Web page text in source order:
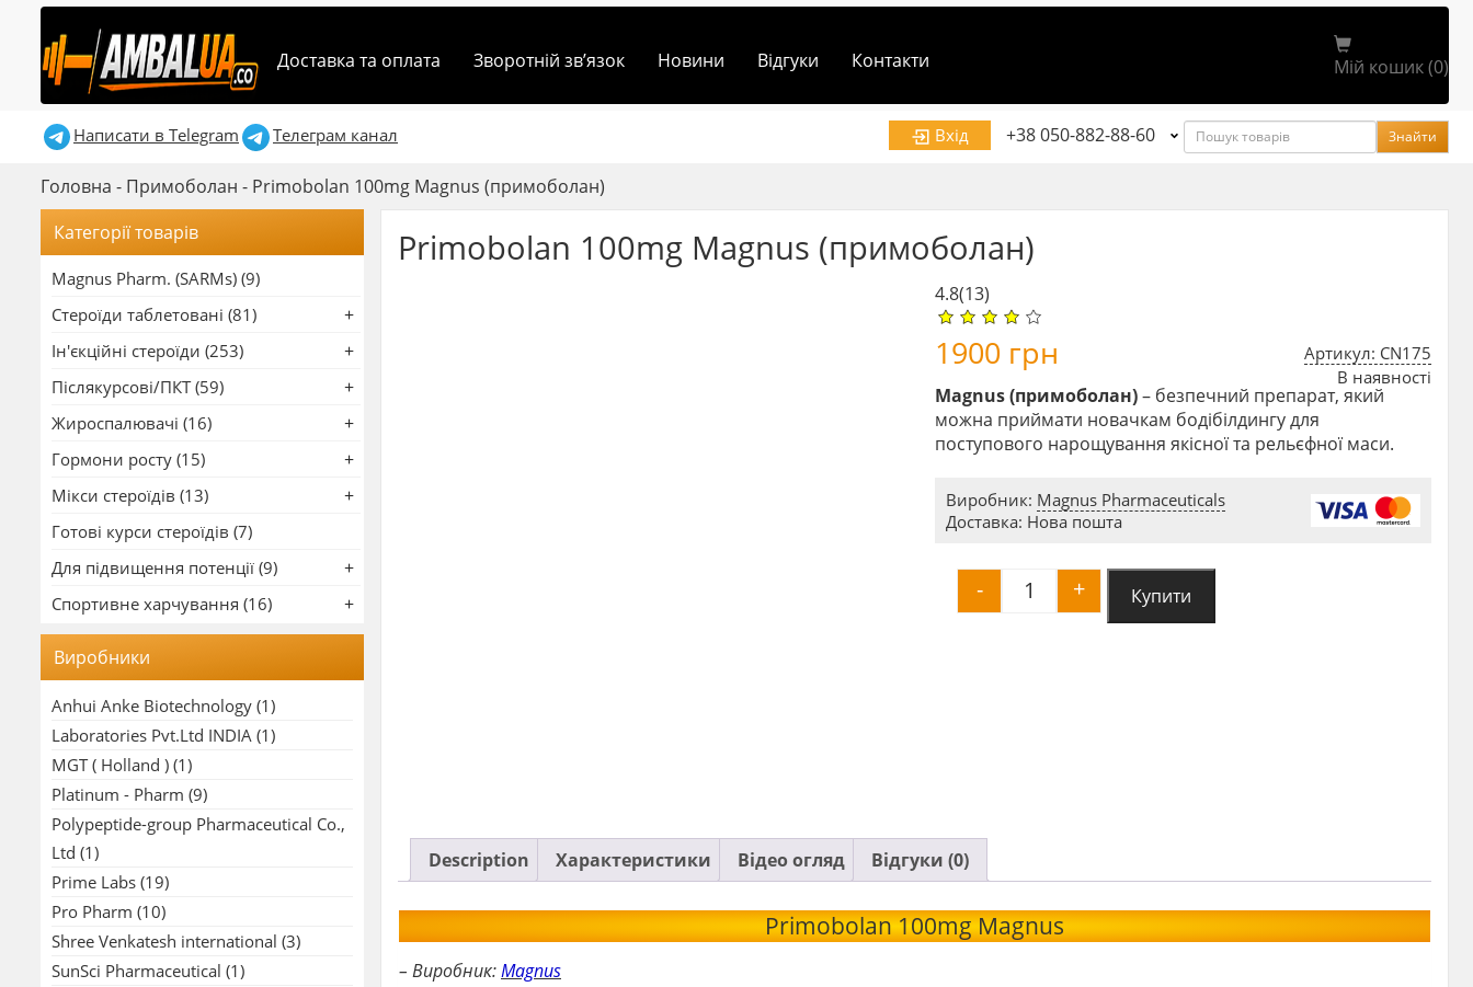
Доставка та оплата Зворотній зв’язок Новини Відгуки Контакти Мій кошик (0)
Написати в Telegram Телеграм канал Вхід +38 050-882-88-60 Пошук Знайти
Головна - Примоболан - Primobolan 100mg Magnus (примоболан)
Primobolan 100mg Magnus (примоболан)
4.8(13)
Артикул: CN175
В наявності
1900 грн
Magnus (примоболан)– безпечний препарат, який
можна приймати новачкам бодібілдингу для
поступового нарощування якісної та рельєфної маси.
Виробник: Magnus Pharmaceuticals
Доставка: Нова пошта
Primobolan 100mg Magnus (примоболан)
- + Купити
Description Характеристики Відео огляд Відгуки (0)
Primobolan 100mg Magnus
– Виробник:Magnus
Категорії товарів
Magnus Pharm. (SARMs) (9)
Стероїди таблетовані (81)
Ін'єкційні стероїди (253)
Післякурсові/ПКТ (59)
Жироспалювачі (16)
Гормони росту (15)
Мікси стероїдів (13)
Готові курси стероїдів (7)
Для підвищення потенції (9)
Спортивне харчування (16)
Виробники
Anhui Anke Biotechnology (1)
Laboratories Pvt.Ltd INDIA (1)
MGT ( Holland ) (1)
Platinum - Pharm (9)
Polypeptide-group Pharmaceutical Co.,
Ltd (1)
Prime Labs (19)
Pro Pharm (10)
Shree Venkatesh international (3)
SunSci Pharmaceutical (1)